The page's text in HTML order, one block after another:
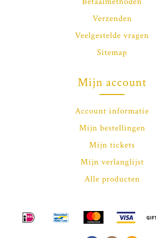
Verzenden
Veelgestelde vragen
Sitemap
Mijn account
Account informatie
Mijn bestellingen
Mijn tickets
Mijn verlanglijst
Alle producten